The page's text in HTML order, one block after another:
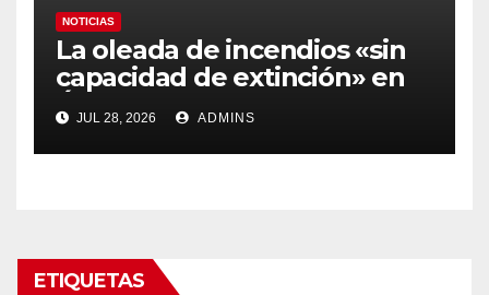
NOTICIAS
La oleada de incendios «sin
capacidad de extinción» en
Ávila y al oeste de Madrid
obliga a declarar la
emergencia nacional
JUL 28, 2026 ADMINS
ETIQUETAS